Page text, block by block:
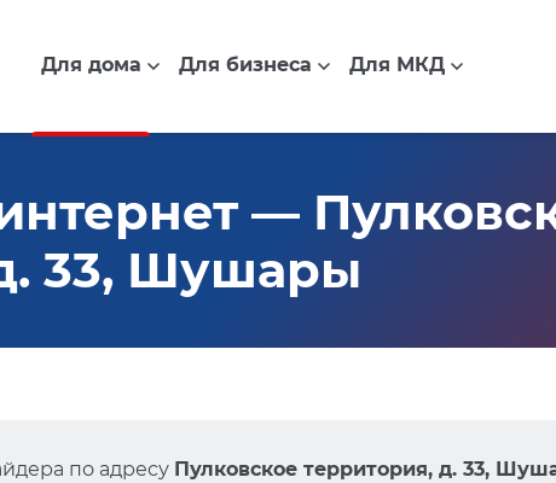
Для дома Для бизнеса Для МКД
—
33, Шушары
по адресу Пулковское территория, д. 33,